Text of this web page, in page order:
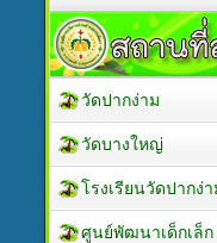
วัดปากง่าม
วัดบางใหญ่
โรงเรียนวัดปากง่า
ศูนย์พัฒนาเด็กเล็ก